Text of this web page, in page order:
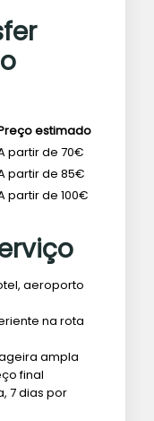
estimado
partir de 70€
partir de 85€
partir de 100€
aeroporto
na rota
ampla
final
7 dias por